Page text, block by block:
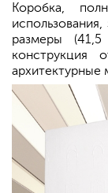
Коробка,
размеры
конструкция
архитектурные